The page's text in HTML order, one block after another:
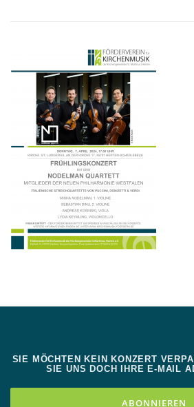
SIE MÖCHTEN KEIN KONZERT
SIE UNS DOCH IHRE E-MAIL